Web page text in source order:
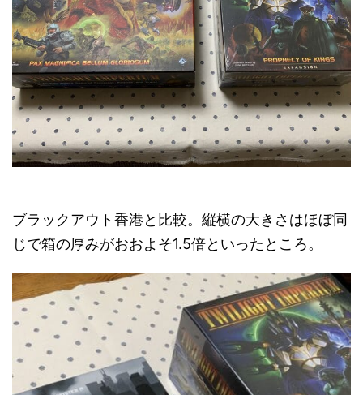
ブラックアウト香港と比較。縦横の大きさはほぼ同
じで箱の厚みがおおよそ1.5倍といったところ。